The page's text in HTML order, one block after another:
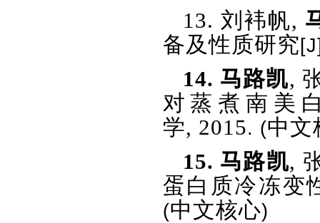
13. 刘袆帆,
备及性质研究
14. 马路凯,
对蒸煮南美
学, 2015. (中文
15. 马路凯,
蛋白质冷冻变
(中文核心)